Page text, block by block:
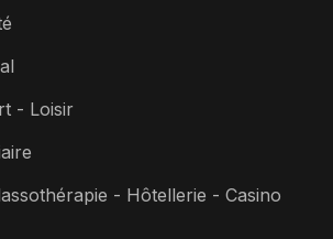
- Loisir
- Hôtellerie - Casino